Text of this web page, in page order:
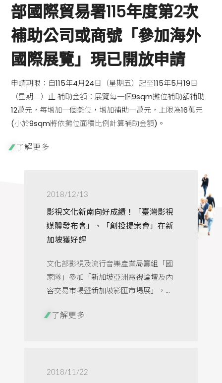
部國際貿易署115年度第2次
補助公司或商號「參加海外
國際展覽」現已開放申請
申請期限：自115年4月24日（星期五）起至115年5月19日
（星期二）止 補助金額：展覽每一個9sqm攤位補助額補助
12萬元，每增加一個攤位，增加補助一萬元，上限為16萬元
(小於9sqm將依攤位面積比例計算補助金額)。
了解更多
2018/12/13
影視文化新南向好成績！「臺灣影視
媒體發布會」、「創投提案會」在新
加坡獲好評
文化部影視及流行音樂產業局籌組「國
家隊」參加「新加坡亞洲電視論壇及內
容交易市場暨新加坡影匯市場展」，...
了解更多
2018/11/22